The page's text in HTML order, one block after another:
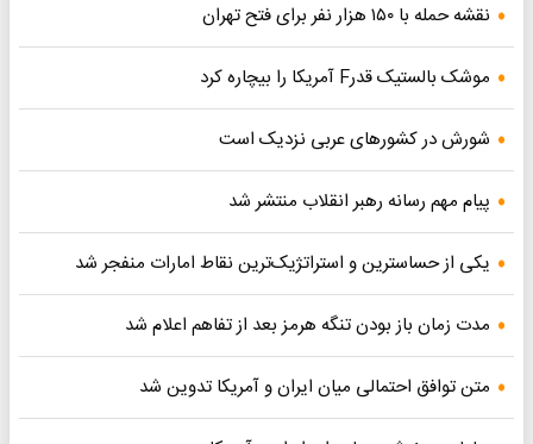
نقشه حمله با ۱۵۰ هزار نفر برای فتح تهران
موشک بالستیک قدرF آمریکا را بیچاره کرد
شورش در کشورهای عربی نزدیک است
پیام مهم رسانه رهبر انقلاب منتشر شد
یکی از حساسترین و استراتژیک‌ترین نقاط امارات منفجر شد
مدت زمان باز بودن تنگه هرمز بعد از تفاهم اعلام شد
متن توافق احتمالی میان ایران و آمریکا تدوین شد